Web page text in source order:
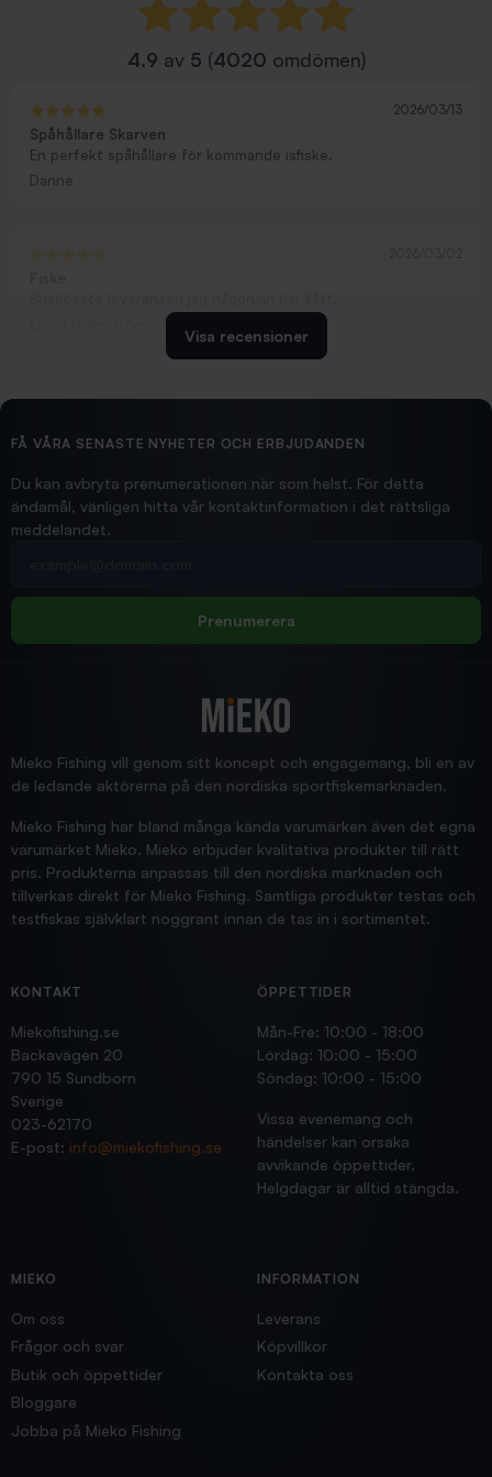
4.9 av 5 (4020 omdömen)
2026/03/13
Spåhållare Skarven
En perfekt spåhållare för kommande isfiske.
Danne
2026/02/19
Hittade exakt vad jag behövde. Snabb och bra...
Jensa
Visa recensioner
FÅ VÅRA SENASTE NYHETER OCH ERBJUDANDEN
Du kan avbryta prenumerationen när som helst. För detta
ändamål, vänligen hitta vår kontaktinformation i det rättsliga
meddelandet.
Prenumerera
Mieko Fishing vill genom sitt koncept och engagemang, bli en av
de ledande aktörerna på den nordiska sportfiskemarknaden.
Mieko Fishing har bland många kända varumärken även det egna
varumärket Mieko. Mieko erbjuder kvalitativa produkter till rätt
pris. Produkterna anpassas till den nordiska marknaden och
tillverkas direkt för Mieko Fishing. Samtliga produkter testas och
testfiskas självklart noggrant innan de tas in i sortimentet.
KONTAKT
Miekofishing.se
Backavägen 20
790 15 Sundborn
Sverige
023-62170
E-post: info@miekofishing.se
ÖPPETTIDER
Mån-Fre: 10:00 - 18:00
Lördag: 10:00 - 15:00
Söndag: 10:00 - 15:00
Vissa evenemang och
händelser kan orsaka
avvikande öppettider.
Helgdagar är alltid stängda.
MIEKO
Om oss
Frågor och svar
Butik och öppettider
Bloggare
Jobba på Mieko Fishing
INFORMATION
Leverans
Köpvillkor
Kontakta oss